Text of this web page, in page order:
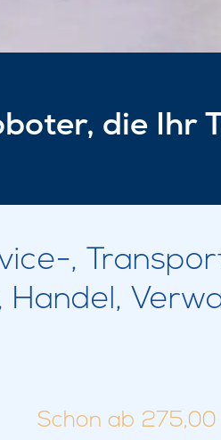
die Ihr
,
Handel,
Schon ab